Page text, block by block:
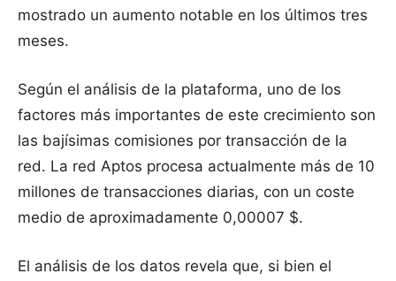
mostrado un aumento notable en los últimos tres
meses.
Según el análisis de la plataforma, uno de los
factores más importantes de este crecimiento son
las bajísimas comisiones por transacción de la
red. La red Aptos procesa actualmente más de 10
millones de transacciones diarias, con un coste
medio de aproximadamente 0,00007 $.
El análisis de los datos revela que, si bien el